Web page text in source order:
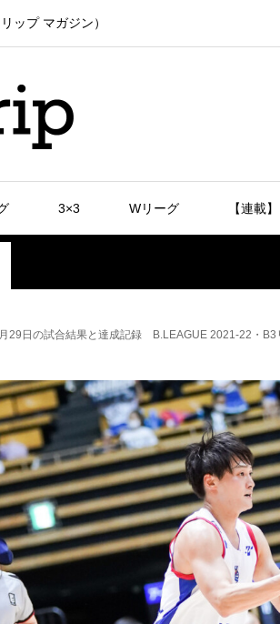
ップ マガジン）
3×3 Wリーグ 【連載
29日の試合結果と達成記録 B.LEAGUE 2021-22・B3